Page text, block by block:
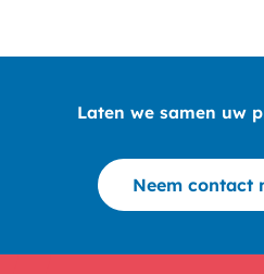
Laten we samen uw
Neem contact